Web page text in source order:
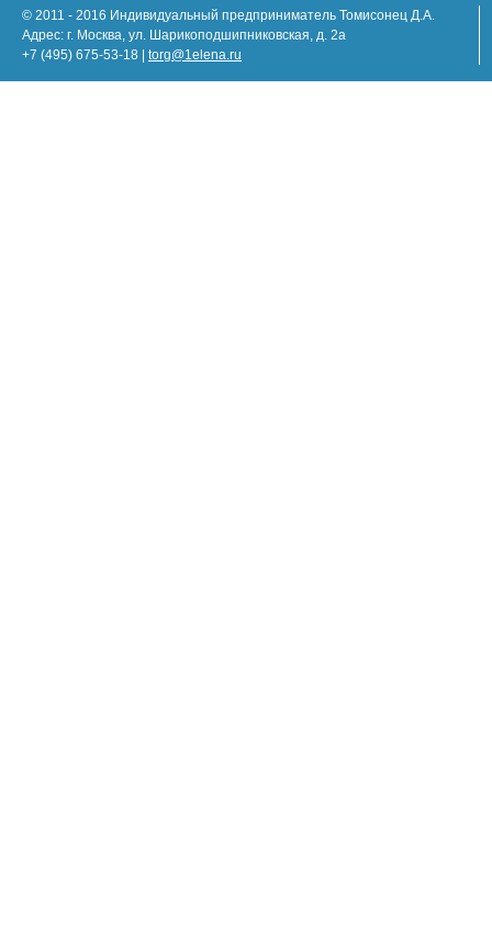
© 2011 - 2016 Индивидуальный предприниматель Томисонец Д.А.
Адрес: г. Москва, ул. Шарикоподшипниковская, д. 2а
+7 (495) 675-53-18 | torg@1elena.ru